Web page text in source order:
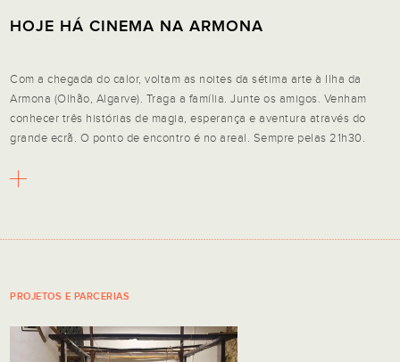
HOJE HÁ CINEMA NA ARMONA
Com a chegada do calor, voltam as noites da sétima arte à Ilha da
Armona (Olhão, Algarve). Traga a família. Junte os amigos. Venham
conhecer três histórias de magia, esperança e aventura através do
grande ecrã. O ponto de encontro é no areal. Sempre pelas 21h30.
PROJETOS E PARCERIAS